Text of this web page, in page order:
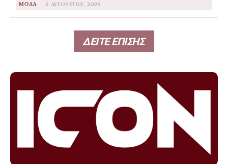
ΜΟΔΑ 6 ΑΥΓΟΎΣΤΟΥ, 2026
ΔΕΙΤΕ ΕΠΙΣΗΣ